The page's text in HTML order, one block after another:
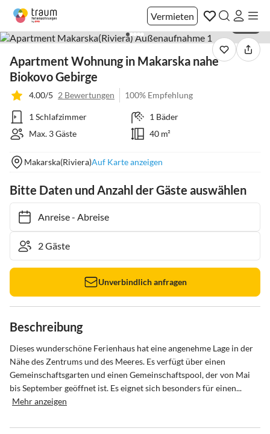
Vermieten
Apartment Wohnung in Makarska nahe
Biokovo Gebirge
4.00/5 2 Bewertungen 100% Empfehlung
1 Schlafzimmer
1 Bäder
Max. 3 Gäste
40 m²
Makarska(Riviera)Auf Karte anzeigen
Bitte Daten und Anzahl der Gäste auswählen
Anreise- Abreise
Unverbindlich anfragen
Beschreibung
Dieses wunderschöne Ferienhaus hat eine angenehme Lage in der
Nähe des Zentrums und des Meeres. Es verfügt über einen
Gemeinschaftsgarten und einen Gemeinschaftspool, der von Mai
bis September geöffnet ist. Es eignet sich besonders für einen...
Mehr anzeigen